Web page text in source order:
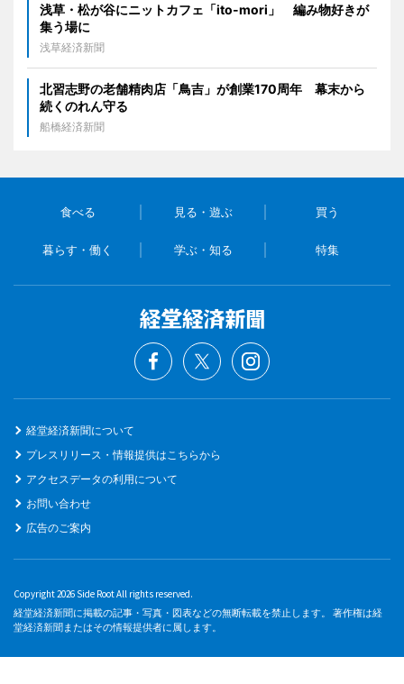
浅草・松が谷にニットカフェ「ito-mori」 編み物好きが
集う場に
浅草経済新聞
北習志野の老舗精肉店「鳥吉」が創業170周年 幕末から
続くのれん守る
船橋経済新聞
食べる 見る・遊ぶ 買う
暮らす・働く 学ぶ・知る 特集
経堂経済新聞について
プレスリリース・情報提供はこちらから
アクセスデータの利用について
お問い合わせ
広告のご案内
Copyright 2026 Side Root All rights reserved.
経堂経済新聞に掲載の記事・写真・図表などの無断転載を禁止します。 著作権は経
堂経済新聞またはその情報提供者に属します。